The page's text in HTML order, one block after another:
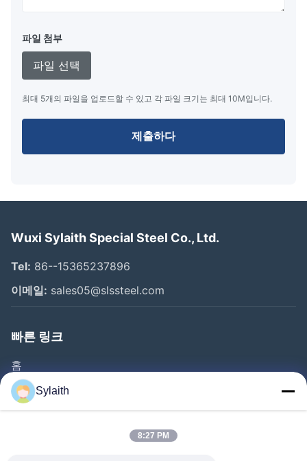
파일 첨부
파일 선택
최대 5개의 파일을 업로드할 수 있고 각 파일 크기는 최대 10M입니다.
제출하다
Wuxi Sylaith Special Steel Co., Ltd.
Tel: 86--15365237896
이메일: sales05@slssteel.com
빠른 링크
홈
제품 소개
동영상
Sylaith
8:27 PM